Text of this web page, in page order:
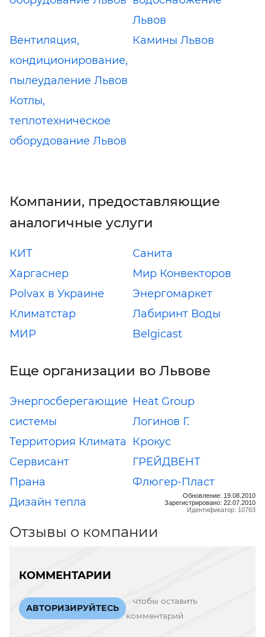
Львов
Вентиляция,
кондиционирование,
пылеудаление Львов
Камины Львов
Котлы,
теплотехническое
оборудование Львов
Компании, предоставляющие
аналогичные услуги
КИТ
Санита
Харгаснер
Мир Конвекторов
Polvax в Украине
Энергомаркет
Климатстар
Лабиринт Воды
МИР
Belgicast
Еще организации во Львове
Энергосберегающие
системы
Heat Group
Логинов Г.
Территория Климата
Крокус
Сервисант
ГРЕЙДВЕНТ
Прана
Флюгер-Пласт
Дизайн тепла
Обновление: 19.08.2010
Зарегистрировано: 22.07.2010
Идентификатор: 10763
Отзывы о компании
КОММЕНТАРИИ
АВТОРИЗИРУЙТЕСЬ
чтобы оставить
комментарий